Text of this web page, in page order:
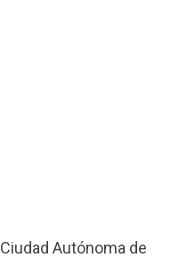
Ciudad Autónoma de